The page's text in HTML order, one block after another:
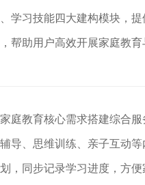
学习技能四大建构模块，
帮助用户高效开展家庭教
庭教育核心需求搭建综合
导、思维训练、亲子互动
，同步记录学习进度，方